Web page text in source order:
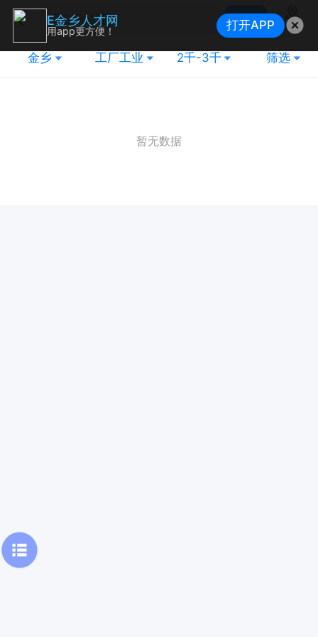
搜索
地图
金乡 工厂工业 2千-3千 筛选
暂无数据
E金乡人才网
用app更方便！ 打开APP